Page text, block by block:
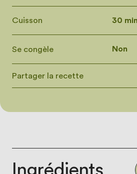
Cuisson 30 min
Se congèle Non
Partager la recette
Ingrédients